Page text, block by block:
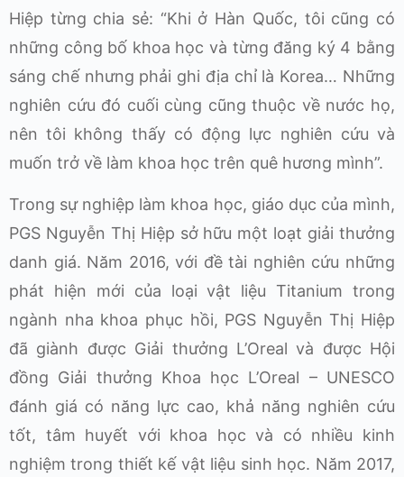
Hiệp từng chia sẻ: “Khi ở Hàn Quốc, tôi cũng có
những công bố khoa học và từng đăng ký 4 bằng
sáng chế nhưng phải ghi địa chỉ là Korea… Những
nghiên cứu đó cuối cùng cũng thuộc về nước họ,
nên tôi không thấy có động lực nghiên cứu và
muốn trở về làm khoa học trên quê hương mình”.
Trong sự nghiệp làm khoa học, giáo dục của mình,
PGS Nguyễn Thị Hiệp sở hữu một loạt giải thưởng
danh giá. Năm 2016, với đề tài nghiên cứu những
phát hiện mới của loại vật liệu Titanium trong
ngành nha khoa phục hồi, PGS Nguyễn Thị Hiệp
đã giành được Giải thưởng L’Oreal và được Hội
đồng Giải thưởng Khoa học L’Oreal – UNESCO
đánh giá có năng lực cao, khả năng nghiên cứu
tốt, tâm huyết với khoa học và có nhiều kinh
nghiệm trong thiết kế vật liệu sinh học. Năm 2017,